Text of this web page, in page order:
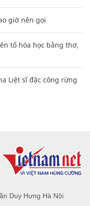
giờ nên gọi
tố hóa học bằng thơ,
Liệt sĩ đặc công rừng
Duy Hưng Hà Nội